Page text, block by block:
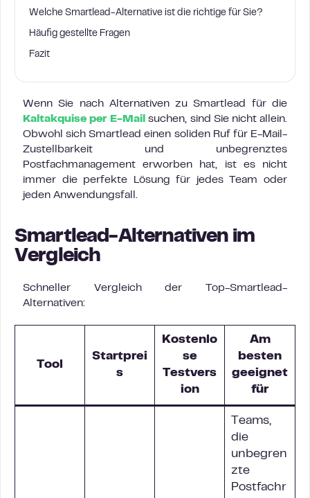
Welche Smartlead-Alternative ist die richtige für Sie?
Häufig gestellte Fragen
Fazit
Wenn Sie nach Alternativen zu Smartlead für die
Kaltakquise per E-Mail suchen, sind Sie nicht allein.
Obwohl sich Smartlead einen soliden Ruf für E-Mail-
Zustellbarkeit und unbegrenztes
Postfachmanagement erworben hat, ist es nicht
immer die perfekte Lösung für jedes Team oder
jeden Anwendungsfall.
Smartlead-Alternativen im
Vergleich
Schneller Vergleich der Top-Smartlead-
Alternativen:
Tool
Startprei
s
Kostenlo
se
Testvers
ion
Am
besten
geeignet
für
Teams,
die
unbegren
zte
Postfachr